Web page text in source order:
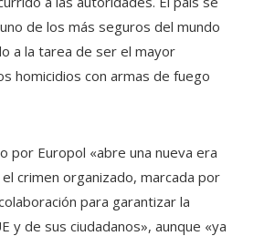
de los más seguros del mundo
a la tarea de ser el mayor
homicidios con armas de fuego
por Europol «abre una nueva era
crimen organizado, marcada por
para garantizar la
y de sus ciudadanos», aunque «ya